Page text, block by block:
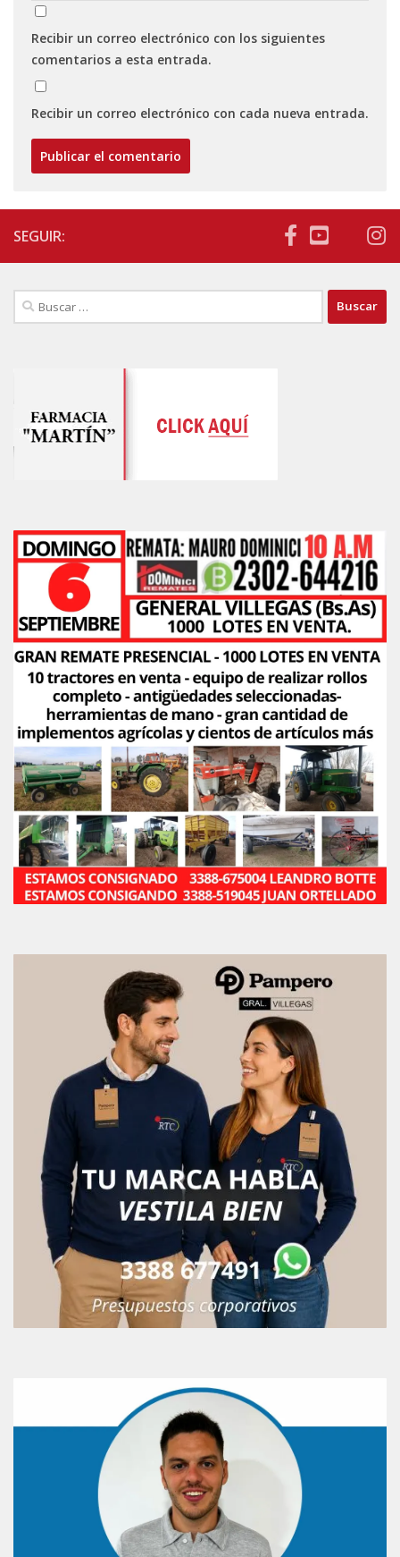
Recibir un correo electrónico con los siguientes
comentarios a esta entrada.
Recibir un correo electrónico con cada nueva entrada.
SEGUIR:
Buscar: